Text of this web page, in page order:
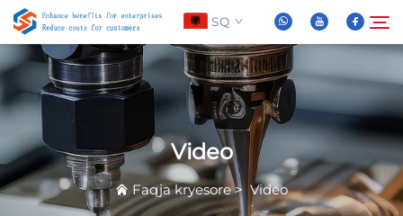
SQ
Rreth Nesh
Produktet
Kërko
Video
Faqja kryesore> Video